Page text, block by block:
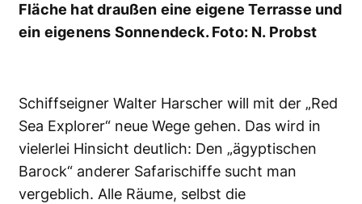
Fläche hat draußen eine eigene Terrasse und
ein eigenens Sonnendeck. Foto: N. Probst
Schiffseigner Walter Harscher will mit der „Red
Sea Explorer“ neue Wege gehen. Das wird in
vielerlei Hinsicht deutlich: Den „ägyptischen
Barock“ anderer Safarischiffe sucht man
vergeblich. Alle Räume, selbst die